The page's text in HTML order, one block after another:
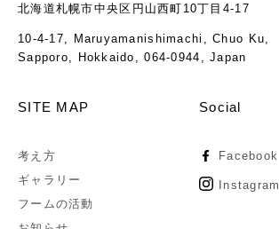
北海道札幌市中央区円山西町10丁目4-17
10-4-17, Maruyamanishimachi, Chuo Ku,
Sapporo, Hokkaido, 064-0944, Japan
SITE MAP
考え方
ギャラリー
フームの活動
Social
Facebook
Instagram